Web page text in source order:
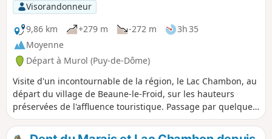
Visorandonneur
9,86 km
+279 m -272 m
3h 35
Moyenne
Départ à Murol (Puy-de-Dôme)
Visite d'un incontournable de la région, le Lac Chambon, au
départ du village de Beaune-le-Froid, sur les hauteurs
préservées de l'affluence touristique. Passage par quelques
beaux points de vue.